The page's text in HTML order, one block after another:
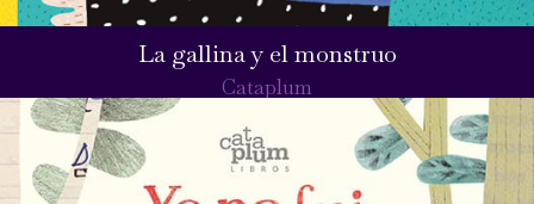
La gallina y el monstruo
Cataplum